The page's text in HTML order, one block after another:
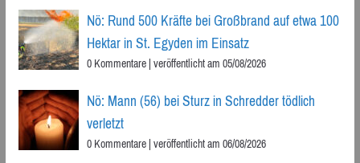
Nö: Rund 500 Kräfte bei Großbrand auf etwa 100
Hektar in St. Egyden im Einsatz
0 Kommentare|veröffentlicht am 05/08/2026
Nö: Mann (56) bei Sturz in Schredder tödlich
verletzt
0 Kommentare|veröffentlicht am 06/08/2026